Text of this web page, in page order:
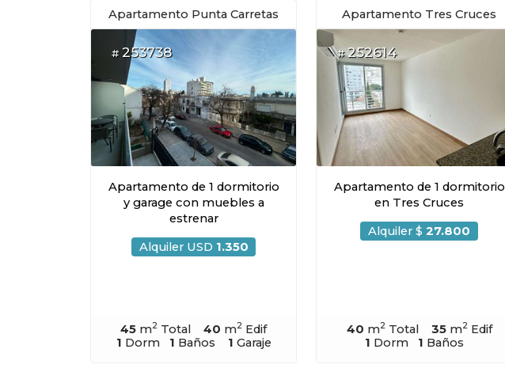
Apartamento Punta Carretas
#253738
Apartamento de 1 dormitorio
y garage con muebles a
estrenar
Alquiler USD 1.350
45 m2 Total 40 m2 Edif
1 Dorm 1 Baños 1 Garaje
Apartamento Tres Cruces
#252614
Apartamento de 1 dormitorio
en Tres Cruces
Alquiler $ 27.800
40 m2Total 35m2Edif
1 Dorm 1 Baños